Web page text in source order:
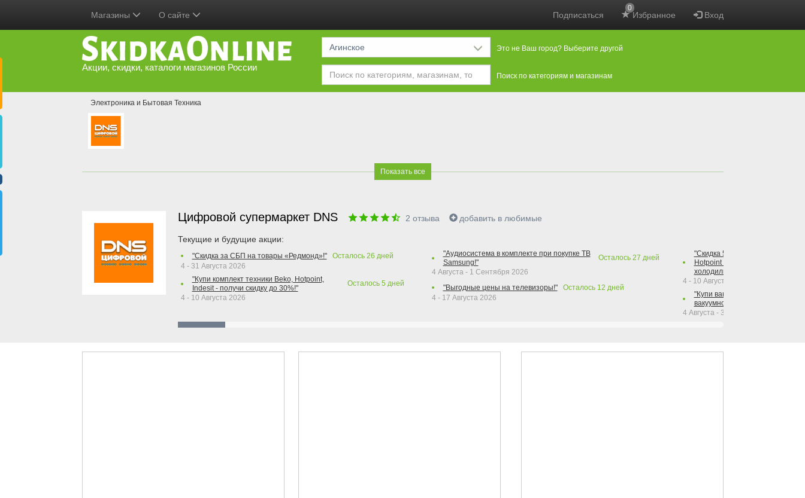
Подписаться Избранное
0
Вход
Магазины О сайте
Акции, скидки, каталоги магазинов России
Агинское Это не Ваш город? Выберите другой
Поиск по категориям и магазинам
Электроника и Бытовая Техника
Показать все
Цифровой супермаркет DNS 2 отзыва добавить в любимые
Текущие и будущие акции:
"Скидка за СБП на товары «Редмонд»!" Осталось 26 дней
4 - 31 Августа 2026
"Купи комплект техники Beko, Hotpoint,
Indesit - получи скидку до 30%!"
Осталось 5 дней
4 - 10 Августа 2026
"Аудиосистема в комплекте при покупке ТВ
Samsung!"
Осталось 27 дней
4 Августа - 1 Сентября 2026
"Выгодные цены на телевизоры!"
Осталось 12 дней
4 - 17 Августа 2026
"Скидка 50% на варочную
Hotpoint при покупке духового
холодильника Hotpoint!"
4 - 10 Августа 2026
"Купи вакуумный упаковщик +
вакуумного упаковщика =
4 Августа - 30 Сентября 2026